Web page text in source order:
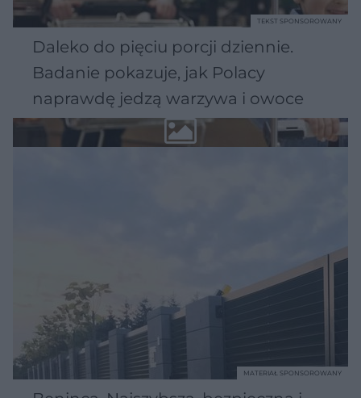
Daleko do pięciu porcji dziennie.
Badanie pokazuje, jak Polacy
naprawdę jedzą warzywa i owoce
TEKST SPONSOROWANY
MATERIAŁ SPONSOROWANY